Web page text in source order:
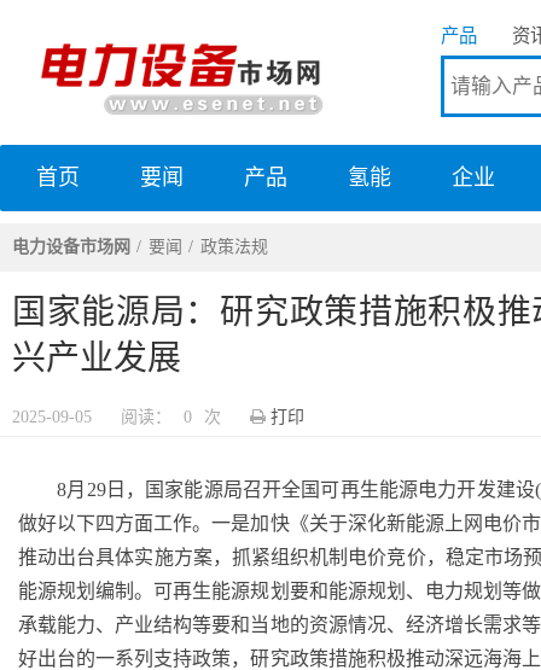
产品 资
首页 要闻 产品 氢能 企业
电力设备市场网 要闻 政策法规
国家能源局：研究政策措施积极
兴产业发展
2025-09-05 阅读： 0 次 打印
8月29日，国家能源局召开全国可再生能源电力开发建设
做好以下四方面工作。一是加快《关于深化新能源上网电价
推动出台具体实施方案，抓紧组织机制电价竞价，稳定市场
能源规划编制。可再生能源规划要和能源规划、电力规划等
承载能力、产业结构等要和当地的资源情况、经济增长需求
好出台的一系列支持政策，研究政策措施积极推动深远海海